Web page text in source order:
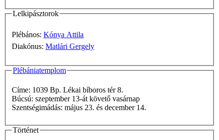
Lelkipásztorok
Plébános: Kónya Attila
Diakónus: Matlári Gergely
Plébániatemplom
Címe: 1039 Bp. Lékai bíboros tér 8.
Búcsú: szeptember 13-át követő vasárnap
Szentségimádás: május 23. és december 14.
Történet